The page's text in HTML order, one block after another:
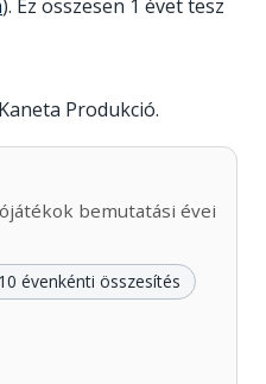
). Ez összesen 1 évet tesz
Produkció.
bemutatási évei
10 évenkénti összesítés